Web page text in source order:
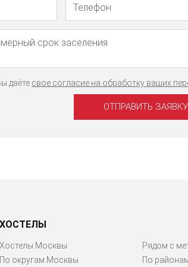
даёте свое согласие на обработку ваших
ХОСТЕЛЫ
Хостелы Москвы
По округам Москвы
Рядом с
По